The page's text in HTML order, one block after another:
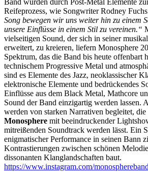
Band wurden durch Post-Metal Elemente
Reifeprozess, wie Songwriter Rodney
Song bewegen wir uns weiter hin zu einem
unsere Einflüsse in einem Stil zu vereinen.“
vielseitigen Sound, der sich in seiner
erweitert, zu kreieren, liefern Monosphere
Spektrum, das die Band bis heute offenbart
technischem Progressive Metal und
sind es Elemente des Jazz, neoklassischer
elektronische Elemente und bedrückendes
Einflüsse aus dem Black Metal, Mathcore
Sound der Band einzigartig werden lassen.
werden von starken Narrativen begleitet,
Monosphere mit beeindruckender
mitreißenden Soundtrack werden lässt. Ein
enigmatischer Performance in seinen Bann
Kontrastierungen zwischen schönen
dissonanten Klanglandschaften baut.
https://www.instagram.com/